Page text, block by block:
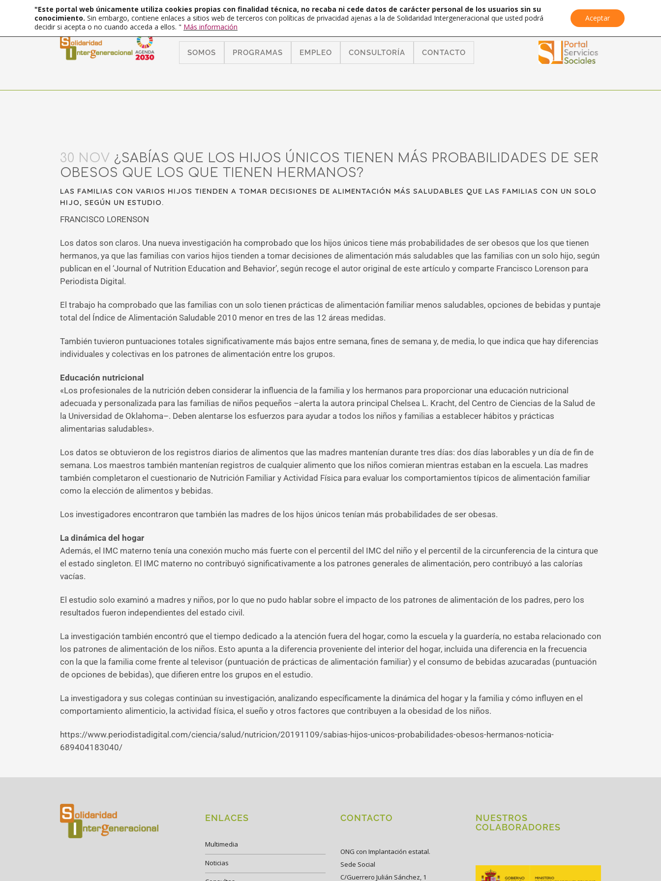
SOMOS PROGRAMAS EMPLEO CONSULTORÍA CONTACTO
30 NOV ¿SABÍAS QUE LOS HIJOS ÚNICOS TIENEN MÁS PROBABILIDADES DE SER
OBESOS QUE LOS QUE TIENEN HERMANOS?
LAS FAMILIAS CON VARIOS HIJOS TIENDEN A TOMAR DECISIONES DE ALIMENTACIÓN MÁS SALUDABLES QUE LAS FAMILIAS CON UN SOLO
HIJO, SEGÚN UN ESTUDIO.
FRANCISCO LORENSON
Los datos son claros. Una nueva investigación ha comprobado que los hijos únicos tiene más probabilidades de ser obesos que los que tienen
hermanos, ya que las familias con varios hijos tienden a tomar decisiones de alimentación más saludables que las familias con un solo hijo, según
publican en el ‘Journal of Nutrition Education and Behavior’, según recoge el autor original de este artículo y comparte Francisco Lorenson para
Periodista Digital.
El trabajo ha comprobado que las familias con un solo tienen prácticas de alimentación familiar menos saludables, opciones de bebidas y puntaje
total del Índice de Alimentación Saludable 2010 menor en tres de las 12 áreas medidas.
También tuvieron puntuaciones totales significativamente más bajos entre semana, fines de semana y, de media, lo que indica que hay diferencias
individuales y colectivas en los patrones de alimentación entre los grupos.
Educación nutricional
«Los profesionales de la nutrición deben considerar la influencia de la familia y los hermanos para proporcionar una educación nutricional
adecuada y personalizada para las familias de niños pequeños –alerta la autora principal Chelsea L. Kracht, del Centro de Ciencias de la Salud de
la Universidad de Oklahoma–. Deben alentarse los esfuerzos para ayudar a todos los niños y familias a establecer hábitos y prácticas
alimentarias saludables».
Los datos se obtuvieron de los registros diarios de alimentos que las madres mantenían durante tres días: dos días laborables y un día de fin de
semana. Los maestros también mantenían registros de cualquier alimento que los niños comieran mientras estaban en la escuela. Las madres
también completaron el cuestionario de Nutrición Familiar y Actividad Física para evaluar los comportamientos típicos de alimentación familiar
como la elección de alimentos y bebidas.
Los investigadores encontraron que también las madres de los hijos únicos tenían más probabilidades de ser obesas.
La dinámica del hogar
Además, el IMC materno tenía una conexión mucho más fuerte con el percentil del IMC del niño y el percentil de la circunferencia de la cintura que
el estado singleton. El IMC materno no contribuyó significativamente a los patrones generales de alimentación, pero contribuyó a las calorías
vacías.
El estudio solo examinó a madres y niños, por lo que no pudo hablar sobre el impacto de los patrones de alimentación de los padres, pero los
resultados fueron independientes del estado civil.
La investigación también encontró que el tiempo dedicado a la atención fuera del hogar, como la escuela y la guardería, no estaba relacionado con
los patrones de alimentación de los niños. Esto apunta a la diferencia proveniente del interior del hogar, incluida una diferencia en la frecuencia
con la que la familia come frente al televisor (puntuación de prácticas de alimentación familiar) y el consumo de bebidas azucaradas (puntuación
de opciones de bebidas), que difieren entre los grupos en el estudio.
La investigadora y sus colegas continúan su investigación, analizando específicamente la dinámica del hogar y la familia y cómo influyen en el
comportamiento alimenticio, la actividad física, el sueño y otros factores que contribuyen a la obesidad de los niños.
https://www.periodistadigital.com/ciencia/salud/nutricion/20191109/sabias-hijos-unicos-probabilidades-obesos-hermanos-noticia-
689404183040/
ENLACES
Multimedia
Noticias
CONTACTO
ONG con Implantación estatal.
Sede Social
C/Guerrero Julián Sánchez, 1
NUESTROS
COLABORADORES
"Este portal web únicamente utiliza cookies propias con finalidad técnica, no recaba ni cede datos de carácter personal de los usuarios sin su
conocimiento. Sin embargo, contiene enlaces a sitios web de terceros con políticas de privacidad ajenas a la de Solidaridad Intergeneracional que usted podrá
decidir si acepta o no cuando acceda a ellos. " Más información
Aceptar